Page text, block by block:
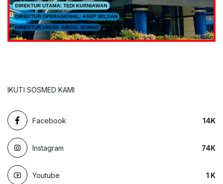
IKUTI SOSMED KAMI
Facebook 14K
Instagram 74K
Youtube 1 K